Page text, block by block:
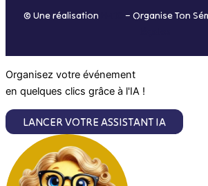
© Une réalisation – Organise Ton
Organisez votre événement
en quelques clics grâce à l'IA !
LANCER VOTRE ASSISTANT IA